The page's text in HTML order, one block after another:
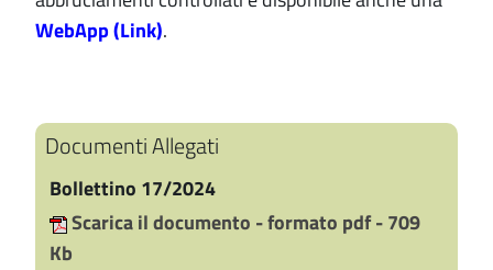
WebApp (Link).
Documenti Allegati
Bollettino 17/2024
Scarica il documento - formato pdf - 709
Kb